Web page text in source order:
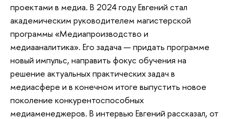
проектами в медиа. В 2024 году Евгений стал
академическим руководителем магистерской
программы «Медиапроизводство и
медиааналитика». Его задача — придать программе
новый импульс, направить фокус обучения на
решение актуальных практических задач в
медиасфере и в конечном итоге выпустить новое
поколение конкурентоспособных
медиаменеджеров. В интервью Евгений рассказал, от